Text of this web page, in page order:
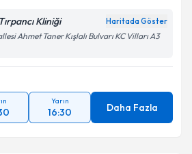
Kliniği Haritada Göster
Ahmet Taner Kışlalı Bulvarı KC Vilları A3
Yarın
16:30 Daha Fazla